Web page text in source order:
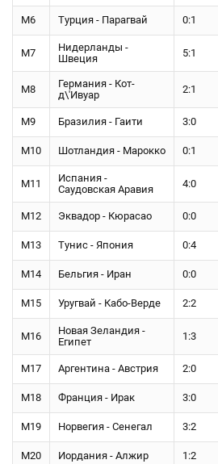
М6 Турция - Парагвай 0:1
М7
Нидерланды -
Швеция
5:1
М8
Германия - Кот-
д\'Ивуар
2:1
М9 Бразилия - Гаити 3:0
М10 Шотландия - Марокко 0:1
М11
Испания -
Саудовская Аравия
4:0
М12 Эквадор - Кюрасао 0:0
М13 Тунис - Япония 0:4
М14 Бельгия - Иран 0:0
М15 Уругвай - Кабо-Верде 2:2
М16
Новая Зеландия -
Египет
1:3
М17 Аргентина - Австрия 2:0
М18 Франция - Ирак 3:0
М19 Норвегия - Сенегал 3:2
М20 Иордания - Алжир 1:2